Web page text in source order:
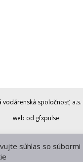
súhlas so súbormi
vodárenská spoločnosť, a.s.
web od gfxpulse